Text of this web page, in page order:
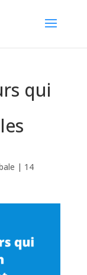
qui
| 14